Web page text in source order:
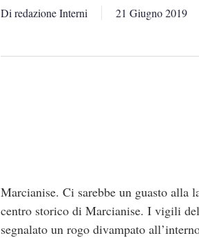
Di redazione Interni 21 Giugno 2019
Marcianise. Ci sarebbe un guasto alla
centro storico di Marcianise. I vigili
segnalato un rogo divampato